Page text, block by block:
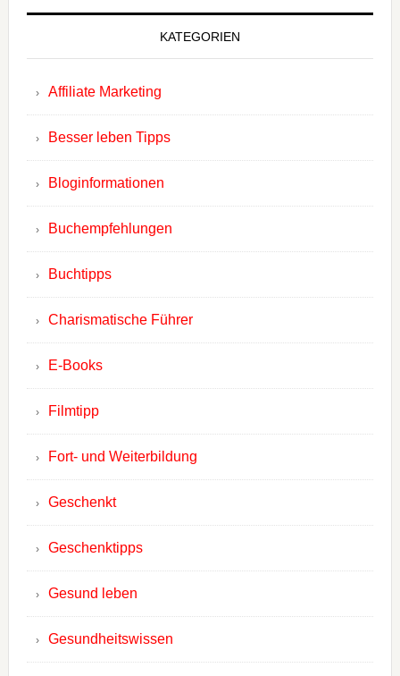
KATEGORIEN
Affiliate Marketing
Besser leben Tipps
Bloginformationen
Buchempfehlungen
Buchtipps
Charismatische Führer
E-Books
Filmtipp
Fort- und Weiterbildung
Geschenkt
Geschenktipps
Gesund leben
Gesundheitswissen